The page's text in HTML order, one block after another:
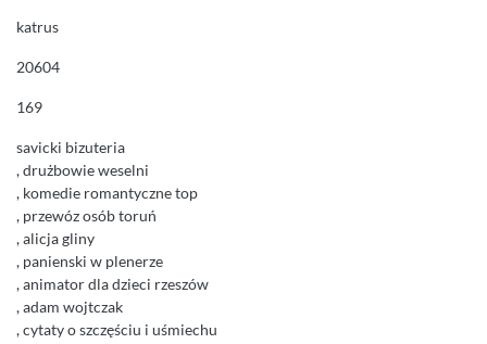
katrus
20604
169
savicki bizuteria
, drużbowie weselni
, komedie romantyczne top
, przewóz osób toruń
, alicja gliny
, panienski w plenerze
, animator dla dzieci rzeszów
, adam wojtczak
, cytaty o szczęściu i uśmiechu